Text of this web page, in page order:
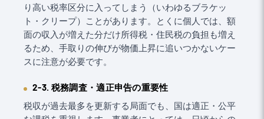
り高い税率区分に入ってしまう（いわゆるブラケッ
ト・クリープ）ことがあります。とくに個人では、額
面の収入が増えた分だけ所得税・住民税の負担も増え
るため、手取りの伸びが物価上昇に追いつかないケー
スに注意が必要です。
2-3. 税務調査・適正申告の重要性
税収が過去最多を更新する局面でも、国は適正・公平